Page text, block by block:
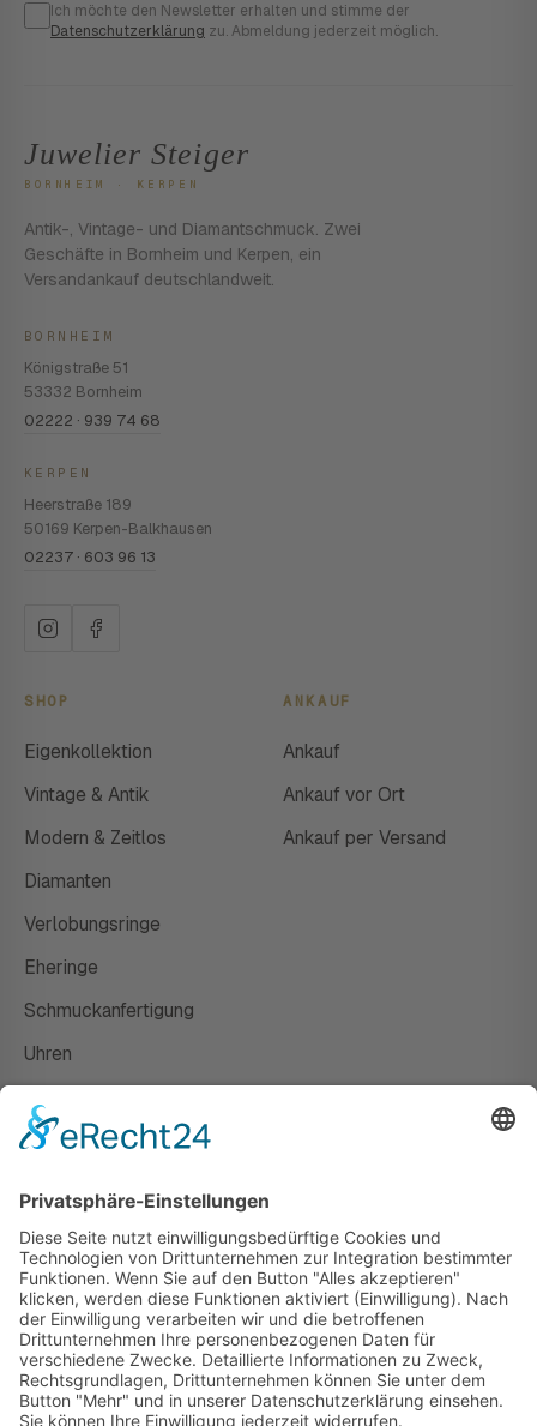
Ich möchte den Newsletter erhalten und stimme der
Datenschutzerklärung zu. Abmeldung jederzeit möglich.
Juwelier Steiger
BORNHEIM · KERPEN
Antik-, Vintage- und Diamantschmuck. Zwei
Geschäfte in Bornheim und Kerpen, ein
Versandankauf deutschlandweit.
BORNHEIM
Königstraße 51
53332 Bornheim
02222 · 939 74 68
KERPEN
Heerstraße 189
50169 Kerpen-Balkhausen
02237 · 603 96 13
SHOP
Eigenkollektion
Vintage & Antik
Modern & Zeitlos
Diamanten
Verlobungsringe
Eheringe
Schmuckanfertigung
Uhren
ANKAUF
Ankauf
Ankauf vor Ort
Ankauf per Versand
Susanne Steiger
Geschäfte
Newsletter
Kontakt